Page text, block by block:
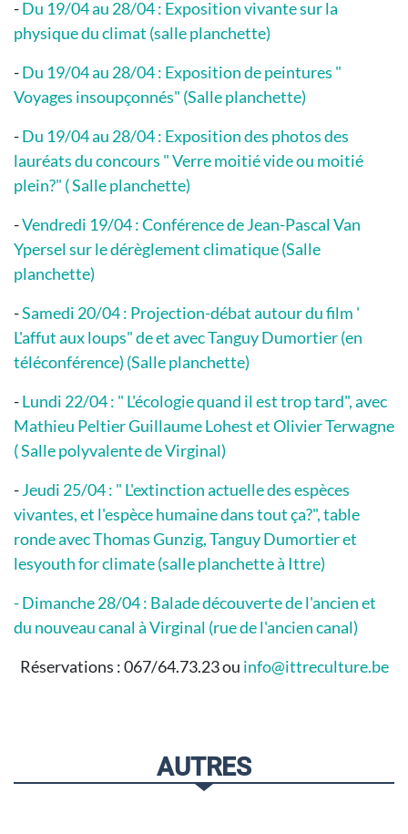
-Du 19/04 au 28/04 : Exposition vivante sur la
physique du climat (salle planchette)
-Du 19/04 au 28/04 : Exposition de peintures "
Voyages insoupçonnés" (Salle planchette)
-Du 19/04 au 28/04 : Exposition des photos des
lauréats du concours " Verre moitié vide ou moitié
plein?" ( Salle planchette)
-Vendredi 19/04 : Conférence de Jean-Pascal Van
Ypersel sur le dérèglement climatique (Salle
planchette)
-Samedi 20/04 : Projection-débat autour du film '
L'affut aux loups" de et avec Tanguy Dumortier (en
téléconférence) (Salle planchette)
-Lundi 22/04 : " L'écologie quand il est trop tard", avec
Mathieu Peltier Guillaume Lohest et Olivier Terwagne
( Salle polyvalente de Virginal)
-Jeudi 25/04 : " L'extinction actuelle des espèces
vivantes, et l'espèce humaine dans tout ça?", table
ronde avec Thomas Gunzig, Tanguy Dumortier et
lesyouth for climate (salle planchette à Ittre)
- Dimanche 28/04 : Balade découverte de l'ancien et
du nouveau canal à Virginal (rue de l'ancien canal)
Réservations : 067/64.73.23 ou info@ittreculture.be
AUTRES